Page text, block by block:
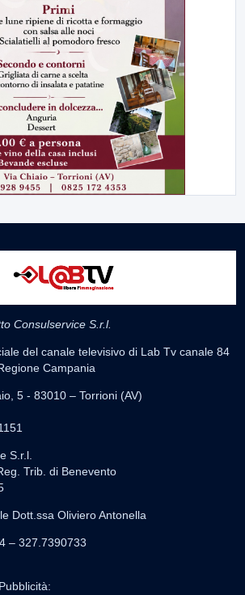
Consulservice S.r.l.
del canale televisivo di Lab Tv canale 84
Campania
5 - 83010 – Torrioni (AV)
S.r.l.
Trib. di Benevento
Dott.ssa Oliviero Antonella
– 327.7390733